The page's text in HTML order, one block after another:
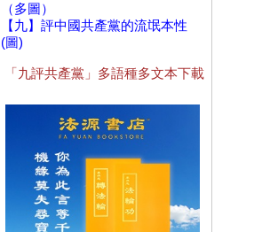
（多圖）
【九】評中國共產黨的流氓本性
(圖)
「九評共產黨」多語種多文本下載